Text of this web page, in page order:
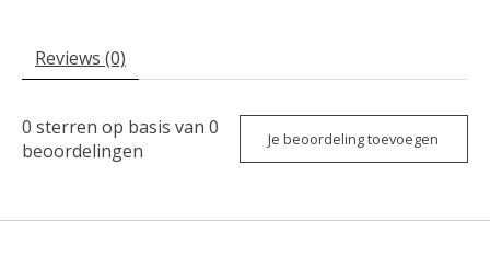
Reviews (0)
0 sterren op basis van 0
beoordelingen
Je beoordeling toevoegen